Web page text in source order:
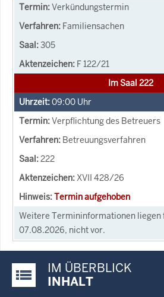
Verkündungstermin
Familiensachen
305
F 122/21
Im Saal 222
09:00 Uhr
Verpflichtung des Betreuers
Betreuungsverfahren
222
XVII 428/26
Termin aufgehoben
Weitere Termininformationen liegen
07.08.2026, nicht vor.
Justiz-Portal im Überblick:
IM ÜBERBLICK
INHALT